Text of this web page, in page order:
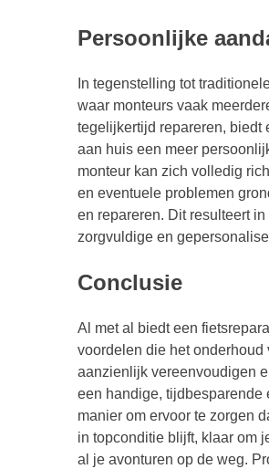
Persoonlijke
In tegenstelling tot
waar monteurs vaak
tegelijkertijd repareren, biedt
aan huis een meer
monteur kan zich volledig
en eventuele problemen
en repareren. Dit resulteert in
zorgvuldige en
Conclusie
Al met al biedt een
voordelen die het onderhoud
aanzienlijk vereenvoudigen
een handige, tijdbesparende
manier om ervoor te zorgen
in topconditie blijft, klaar om
al je avonturen op de weg.